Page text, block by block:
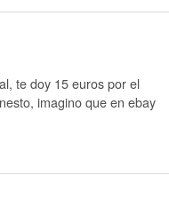
te doy 15 euros por el
imagino que en ebay